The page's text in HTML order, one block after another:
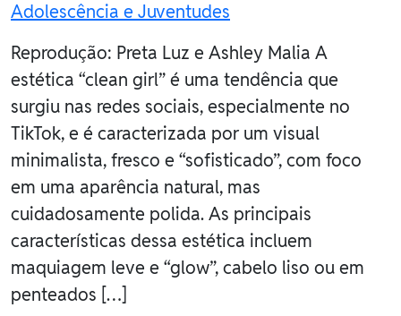
Adolescência e Juventudes
Reprodução: Preta Luz e Ashley Malia A
estética “clean girl” é uma tendência que
surgiu nas redes sociais, especialmente no
TikTok, e é caracterizada por um visual
minimalista, fresco e “sofisticado”, com foco
em uma aparência natural, mas
cuidadosamente polida. As principais
características dessa estética incluem
maquiagem leve e “glow”, cabelo liso ou em
penteados […]